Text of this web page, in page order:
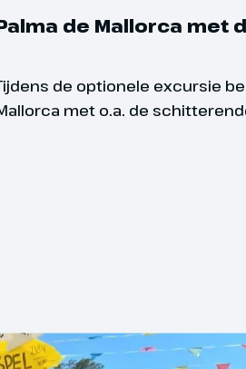
de Mallorca met
de optionele excursie
met o.a. de
een keuze maken uit een
inbegrepen in het
regelt Oad de
is onder
tijdens de vlucht:
jaren gelden voor de